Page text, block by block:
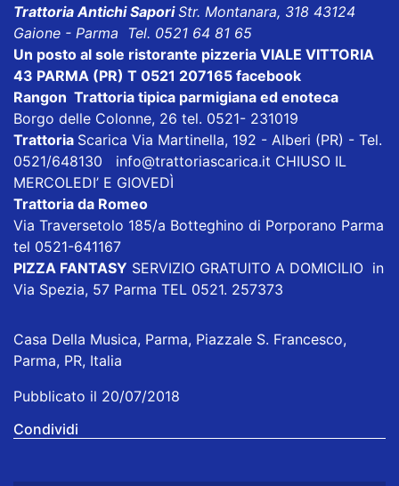
Trattoria Antichi SaporiStr. Montanara, 318 43124
Gaione - Parma Tel. 0521 64 81 65
Un posto al sole ristorante pizzeria VIALE VITTORIA
43 PARMA (PR) T 0521 207165 facebook
Rangon Trattoria tipica parmigiana ed enoteca
Borgo delle Colonne, 26 tel. 0521- 231019
Trattoria Scarica Via Martinella, 192 - Alberi (PR) - Tel.
0521/648130 info@trattoriascarica.it CHIUSO IL
MERCOLEDI’ E GIOVEDÌ
Trattoria da Romeo
Via Traversetolo 185/a Botteghino di Porporano Parma
tel 0521-641167
PIZZA FANTASY SERVIZIO GRATUITO A DOMICILIO in
Via Spezia, 57 Parma TEL 0521. 257373
Casa Della Musica, Parma, Piazzale S. Francesco,
Parma, PR, Italia
Pubblicato il 20/07/2018
Condividi